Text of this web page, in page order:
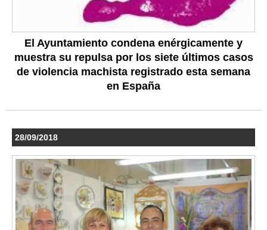
El Ayuntamiento condena enérgicamente y
muestra su repulsa por los siete últimos casos
de violencia machista registrado esta semana
en España
28/09/2018